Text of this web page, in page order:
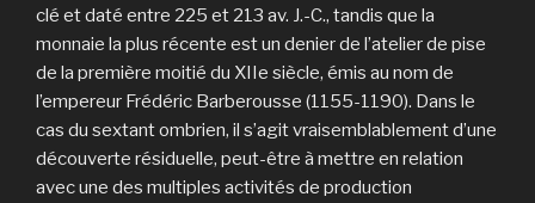
clé et daté entre 225 et 213 av. J.-C., tandis que la
monnaie la plus récente est un denier de l’atelier de pise
de la première moitié du XIIe siècle, émis au nom de
l’empereur Frédéric Barberousse (1155-1190). Dans le
cas du sextant ombrien, il s’agit vraisemblablement d’une
découverte résiduelle, peut-être à mettre en relation
avec une des multiples activités de production